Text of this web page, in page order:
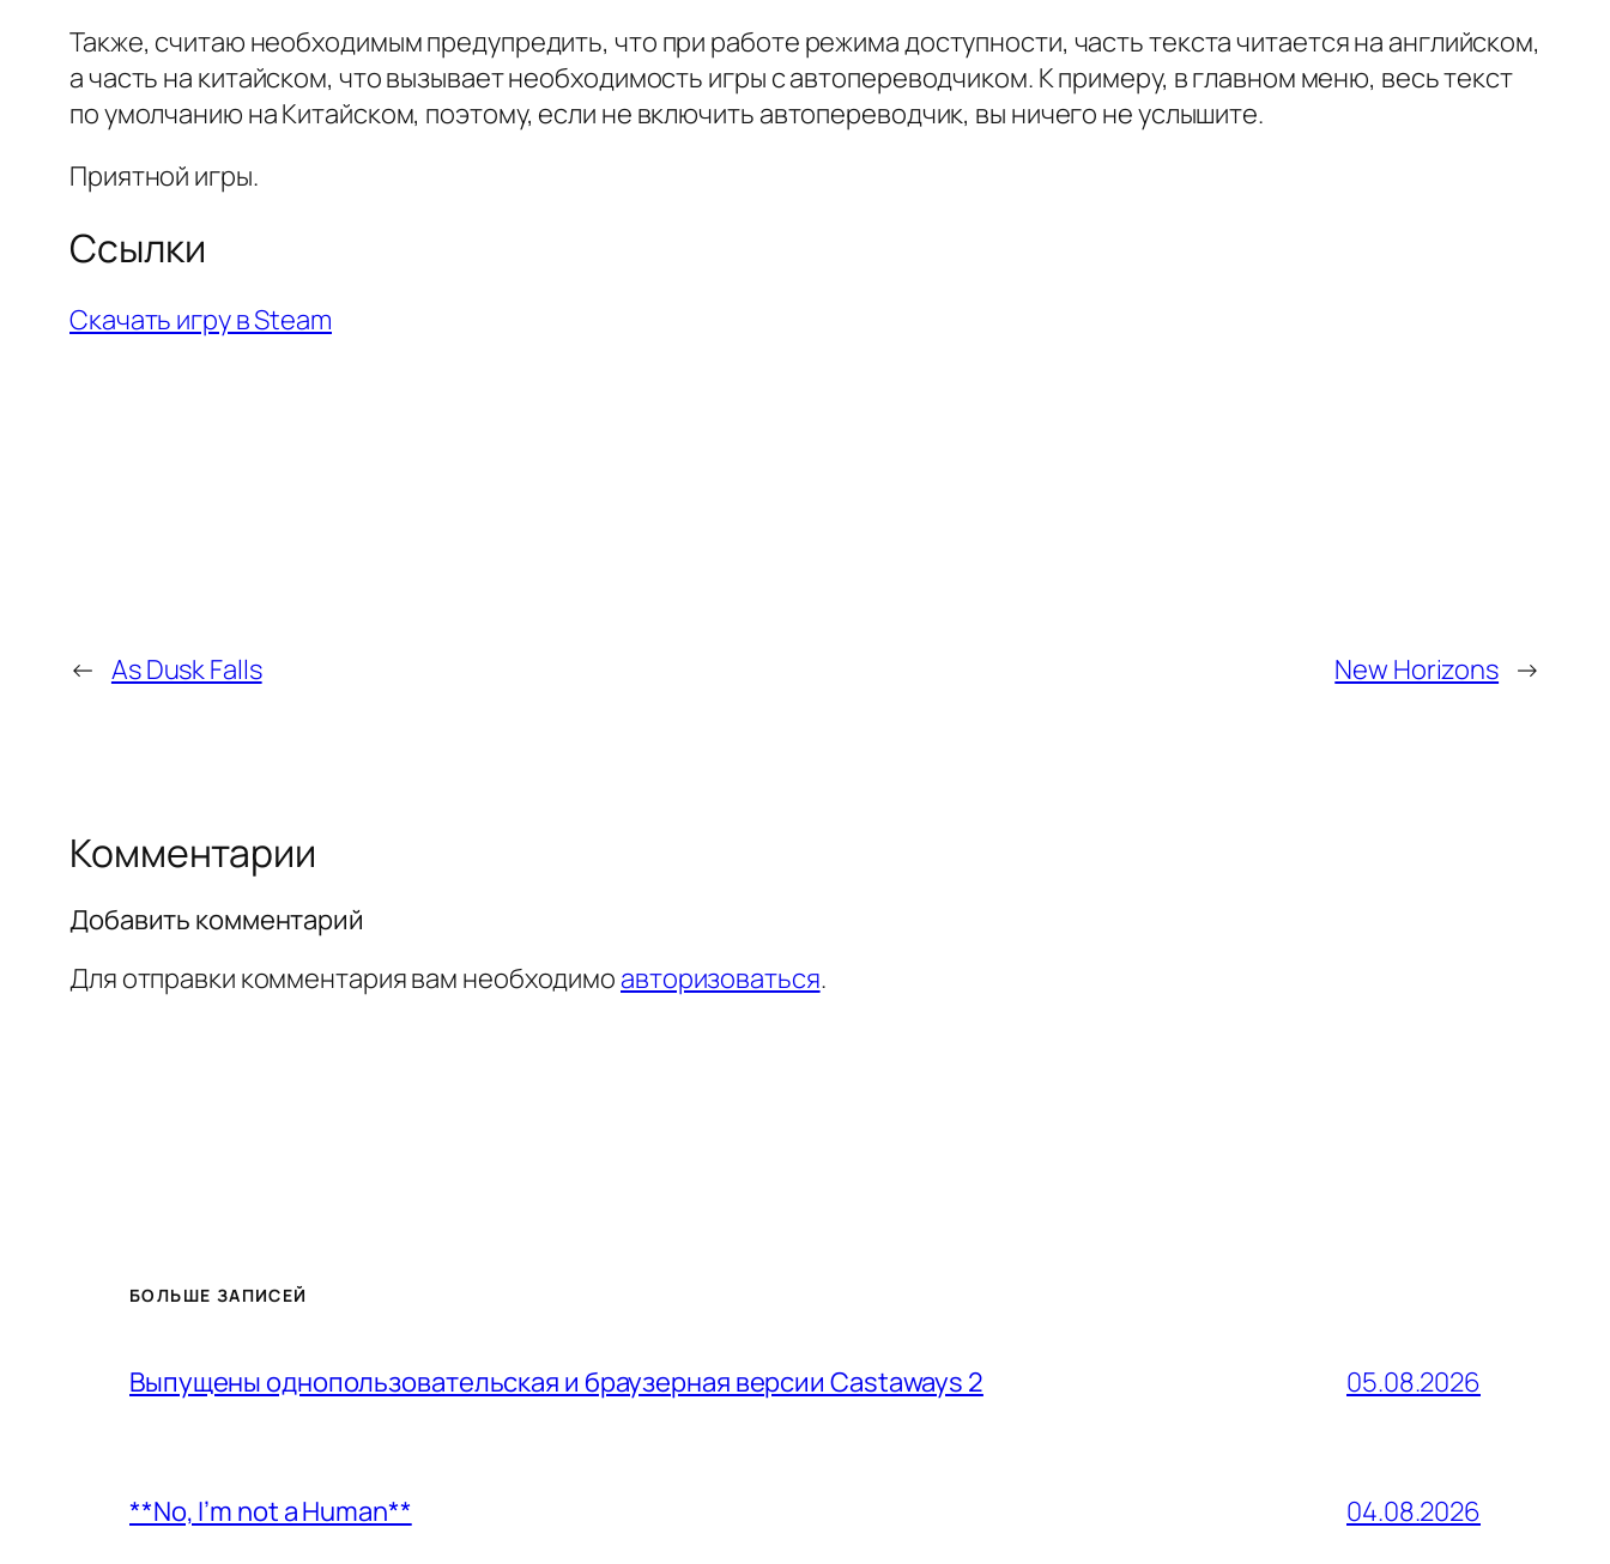
Также, считаю необходимым предупредить, что при работе режима доступности, часть текста читается на английском,
а часть на китайском, что вызывает необходимость игры с автопереводчиком. К примеру, в главном меню, весь текст
по умолчанию на Китайском, поэтому, если не включить автопереводчик, вы ничего не услышите.
Приятной игры.
Ссылки
Скачать игру в Steam
← As Dusk Falls New Horizons →
Комментарии
Добавить комментарий
Для отправки комментария вам необходимо авторизоваться.
БОЛЬШЕ ЗАПИСЕЙ
Выпущены однопользовательская и браузерная версии Castaways 2 05.08.2026
**No, I’m not a Human** 04.08.2026